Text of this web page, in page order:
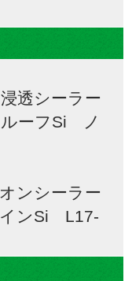
透シーラー
ーフSi ノ
ンシーラー
ンSi L17-